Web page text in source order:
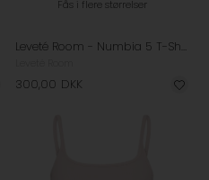
Fås i flere størrelser
Leveté Room - Numbia 5 T-Shirt - Shopping Bag
300,00 DKK